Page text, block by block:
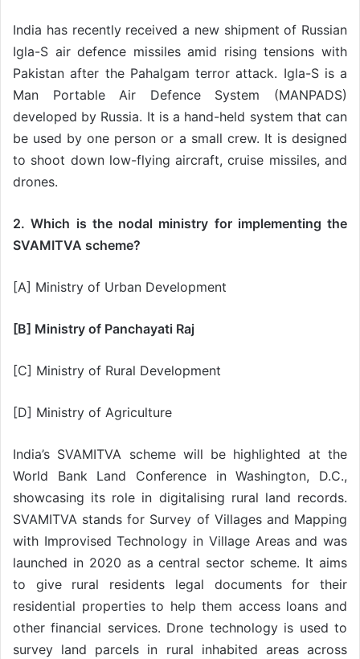
India has recently received a new shipment of Russian
Igla-S air defence missiles amid rising tensions with
Pakistan after the Pahalgam terror attack. Igla-S is a
Man Portable Air Defence System (MANPADS)
developed by Russia. It is a hand-held system that can
be used by one person or a small crew. It is designed
to shoot down low-flying aircraft, cruise missiles, and
drones.
2. Which is the nodal ministry for implementing the
SVAMITVA scheme?
[A] Ministry of Urban Development
[B] Ministry of Panchayati Raj
[C] Ministry of Rural Development
[D] Ministry of Agriculture
India’s SVAMITVA scheme will be highlighted at the
World Bank Land Conference in Washington, D.C.,
showcasing its role in digitalising rural land records.
SVAMITVA stands for Survey of Villages and Mapping
with Improvised Technology in Village Areas and was
launched in 2020 as a central sector scheme. It aims
to give rural residents legal documents for their
residential properties to help them access loans and
other financial services. Drone technology is used to
survey land parcels in rural inhabited areas across